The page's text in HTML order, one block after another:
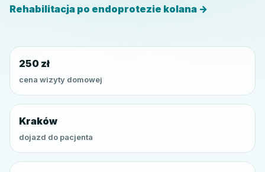
Rehabilitacja po endoprotezie kolana →
250 zł
cena wizyty domowej
Kraków
dojazd do pacjenta